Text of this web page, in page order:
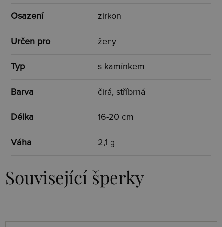
Osazení zirkon
Určen pro ženy
Typ s kamínkem
Barva čirá, stříbrná
Délka 16-20 cm
Váha 2,1 g
Související šperky